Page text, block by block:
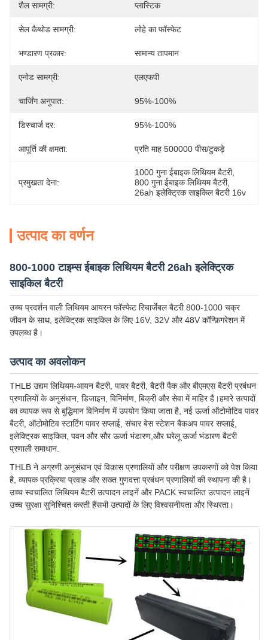
शैल सामग्री: प्लास्टिक
सेल कैथोड सामग्री: लोहे का फॉस्फेट
भण्डारण प्रकार: सामान्य तापमान
एनोड सामग्री: एलएफपी
चार्जिंग अनुपात: 95%-100%
डिस्चार्ज दर: 95%-100%
आपूर्ति की क्षमता: प्रति माह 500000 पीस/टुकड़े
प्रमुखता देना:
1000 गुना ईबाइक लिथियम बैटरी,
800 गुना ईबाइक लिथियम बैटरी,
26ah इलेक्ट्रिक साइकिल बैटरी 16v
उत्पाद का वर्णन
800-1000 टाइम्स ईबाइक लिथियम बैटरी 26ah इलेक्ट्रिक
साइकिल बैटरी
उच्च प्रदर्शन वाली लिथियम आयरन फॉस्फेट रिचार्जेबल बैटरी 800-1000 चक्र
जीवन के साथ, इलेक्ट्रिक साइकिल के लिए 16V, 32V और 48V कॉन्फ़िगरेशन में
उपलब्ध है।
उत्पाद का अवलोकन
THLB उद्यम लिथियम-आयन बैटरी, पावर बैटरी, बैटरी पैक और बीएमएस बैटरी प्रबंधन
प्रणालियों के अनुसंधान, डिजाइन, विनिर्माण, बिक्री और सेवा में माहिर है।हमारे उत्पादों
का व्यापक रूप से बुद्धिमान विनिर्माण में उपयोग किया जाता है, नई ऊर्जा ऑटोमोटिव पावर
बैटरी, ऑटोमोटिव स्टार्टिंग पावर सप्लाई, संचार बेस स्टेशन बैकअप पावर सप्लाई,
इलेक्ट्रिक साइकिल, पवन और सौर ऊर्जा भंडारण,और घरेलू ऊर्जा भंडारण बैटरी
प्रणाली समाधान.
THLB ने अग्रणी अनुसंधान एवं विकास प्रणालियों और परीक्षण उपकरणों को पेश किया
है, व्यापक प्रक्रिया प्रवाह और सख्त गुणवत्ता प्रबंधन प्रणालियों की स्थापना की है।
उच्च स्वचालित लिथियम बैटरी उत्पादन लाइनें और PACK स्वचालित उत्पादन लाइनें
उच्च सुरक्षा सुनिश्चित करती हैंसभी उत्पादों के लिए विश्वसनीयता और स्थिरता।